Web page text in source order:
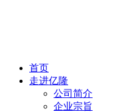
首页
走进亿隆
公司简介
企业宗旨